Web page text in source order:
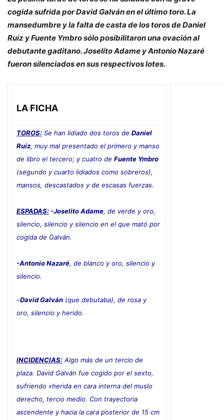
cogida sufrida por David Galván en el último toro. La
mansedumbre y la falta de casta de los toros de Daniel
Ruiz y Fuente Ymbro sólo posibilitaron una ovación al
debutante gaditano. Joselito Adame y Antonio Nazaré
fueron silenciados en sus respectivos lotes.
LA FICHA
TOROS: Se han lidiado dos toros de Daniel
Ruiz, muy mal presentado el primero y manso
de libro el tercero; y cuatro de Fuente Ymbro
(segundo y cuarto lidiados como sobreros),
mansos, descastados y de escasas fuerzas.
ESPADAS: -Joselito Adame, de verde y oro,
silencio, silencio y silencio en el que mató por
cogida de Galván.
-Antonio Nazaré, de blanco y oro, silencio y
silencio.
–David Galván (que debutaba), de rosa y
oro, silencio y herido.
INCIDENCIAS: Algo más de un tercio de
plaza. David Galván fue cogido por el sexto,
sufriendo «herida en cara interna del muslo
derecho, tercio medio. Con trayectoria
ascendente y hacia la cara posterior de 15 cm